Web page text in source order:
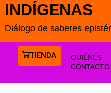
INDÍGENAS
Diálogo de saberes
TIENDA
CONTACTO